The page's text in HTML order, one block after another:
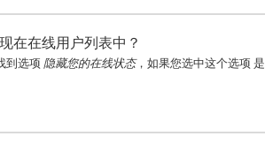
在在线用户列表中？
到选项 隐藏您的在线状态，如果您选中这个选项 是